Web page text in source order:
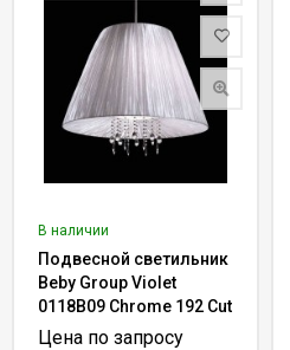
В наличии
Подвесной светильник
Beby Group Violet
0118B09 Chrome 192 Cut
Almond
Цена по запросу